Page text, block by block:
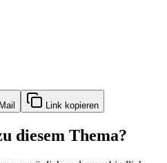
Link kopieren
diesem Thema?